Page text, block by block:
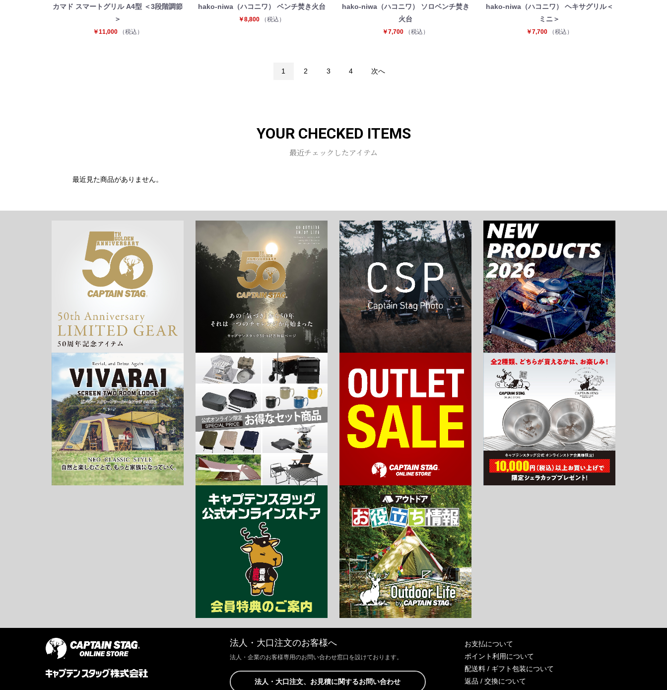
カマド スマートグリル A4型 ＜3段階調節
＞
￥11,000 （税込）
hako‐niwa（ハコニワ） ベンチ焚き火台
￥8,800 （税込）
hako‐niwa（ハコニワ） ソロベンチ焚き
火台
￥7,700 （税込）
hako‐niwa（ハコニワ） ヘキサグリル＜
ミニ＞
￥7,700 （税込）
1 2 3 4 次へ
YOUR CHECKED ITEMS
最近チェックしたアイテム
最近見た商品がありません。
法人・大口注文のお客様へ
法人・企業のお客様専用のお問い合わせ窓口を設けております。
法人・大口注文、お見積に関するお問い合わせ
お支払について
ポイント利用について
配送料 / ギフト包装について
返品 / 交換について